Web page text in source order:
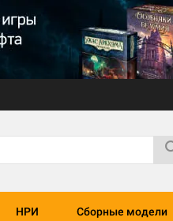
НРИ Сборные модели